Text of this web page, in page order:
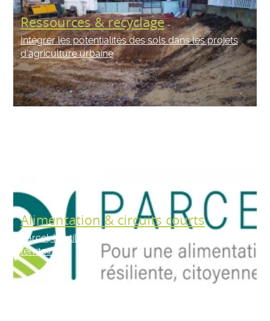
Intégrer les potentialités des sols dans les projets
d’agriculture urbaine
Ressources & recyclage
Parcel, l’outil pour reconnecter l’alimentation au
territoire
Alimentation & circuits courts